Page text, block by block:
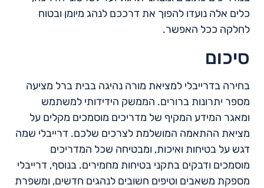
כלים אלה נועדו להפוך את דרככם לנהג מיומן ובטוח
לחלקה ככל האפשר.
סיכום
בחירה בדרייבלי למציאת מורה נהיגה בבית ברל מציעה
מספר יתרונות ברורים. הממשק הידידותי למשתמש
ומאגר המידע המקיף של מדריכים מוסמכים מקלים על
מציאת ההתאמה המושלמת לצרכים שלכם. דרייבלי שמה
דגש על בטיחות ואיכות, ומבטיחה שכל המדריכים
מוסמכים ודבקים בתקני בטיחות מחמירים. בנוסף, דרייבלי
מספקת משאבים וטיפים חשובים לנהגים חדשים, ומשפרת